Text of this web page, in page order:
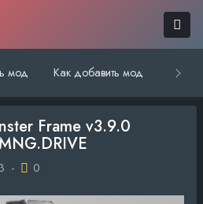
мод Как добавить мод
Frame v3.9.0
- 0